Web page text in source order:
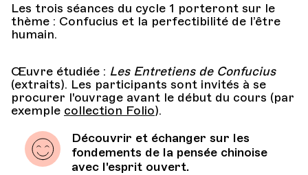
Les trois séances du cycle 1 porteront sur le
thème : Confucius et la perfectibilité de l’être
humain.
Œuvre étudiée : Les Entretiens de Confucius
(extraits). Les participants sont invités à se
procurer l'ouvrage avant le début du cours (par
exemple collection Folio).
Découvrir et échanger sur les
fondements de la pensée chinoise
avec l'esprit ouvert.